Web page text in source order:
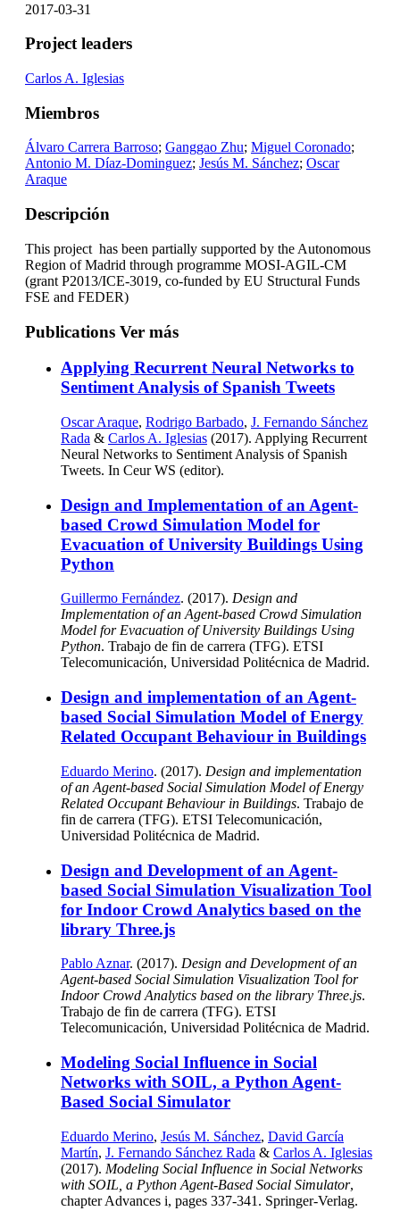
2017-03-31
Project leaders
Carlos A. Iglesias
Miembros
Álvaro Carrera Barroso; Ganggao Zhu; Miguel Coronado;
Antonio M. Díaz-Dominguez; Jesús M. Sánchez; Oscar
Araque
Descripción
This project has been partially supported by the Autonomous
Region of Madrid through programme MOSI-AGIL-CM
(grant P2013/ICE-3019, co-funded by EU Structural Funds
FSE and FEDER)
Publications Ver más
Applying Recurrent Neural Networks to
Sentiment Analysis of Spanish Tweets
Oscar Araque, Rodrigo Barbado, J. Fernando Sánchez
Rada & Carlos A. Iglesias (2017). Applying Recurrent
Neural Networks to Sentiment Analysis of Spanish
Tweets. In Ceur WS (editor).
Design and Implementation of an Agent-
based Crowd Simulation Model for
Evacuation of University Buildings Using
Python
Guillermo Fernández. (2017). Design and
Implementation of an Agent-based Crowd Simulation
Model for Evacuation of University Buildings Using
Python. Trabajo de fin de carrera (TFG). ETSI
Telecomunicación, Universidad Politécnica de Madrid.
Design and implementation of an Agent-
based Social Simulation Model of Energy
Related Occupant Behaviour in Buildings
Eduardo Merino. (2017). Design and implementation
of an Agent-based Social Simulation Model of Energy
Related Occupant Behaviour in Buildings. Trabajo de
fin de carrera (TFG). ETSI Telecomunicación,
Universidad Politécnica de Madrid.
Design and Development of an Agent-
based Social Simulation Visualization Tool
for Indoor Crowd Analytics based on the
library Three.js
Pablo Aznar. (2017). Design and Development of an
Agent-based Social Simulation Visualization Tool for
Indoor Crowd Analytics based on the library Three.js.
Trabajo de fin de carrera (TFG). ETSI
Telecomunicación, Universidad Politécnica de Madrid.
Modeling Social Influence in Social
Networks with SOIL, a Python Agent-
Based Social Simulator
Eduardo Merino, Jesús M. Sánchez, David García
Martín, J. Fernando Sánchez Rada & Carlos A. Iglesias
(2017). Modeling Social Influence in Social Networks
with SOIL, a Python Agent-Based Social Simulator,
chapter Advances i, pages 337-341. Springer-Verlag.